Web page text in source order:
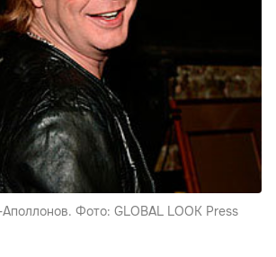
Фото: GLOBAL LOOK Press